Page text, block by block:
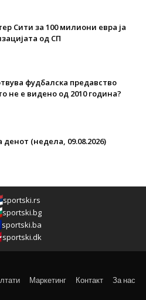
Сити за 100 милиони евра ја
од СП
фудбалска предавство
не е видено од 2010 година?
денот (недела, 09.08.2026)
sportski.rs
sportski.bg
sportski.ba
sportski.dk
Маркетинг Контакт За нас